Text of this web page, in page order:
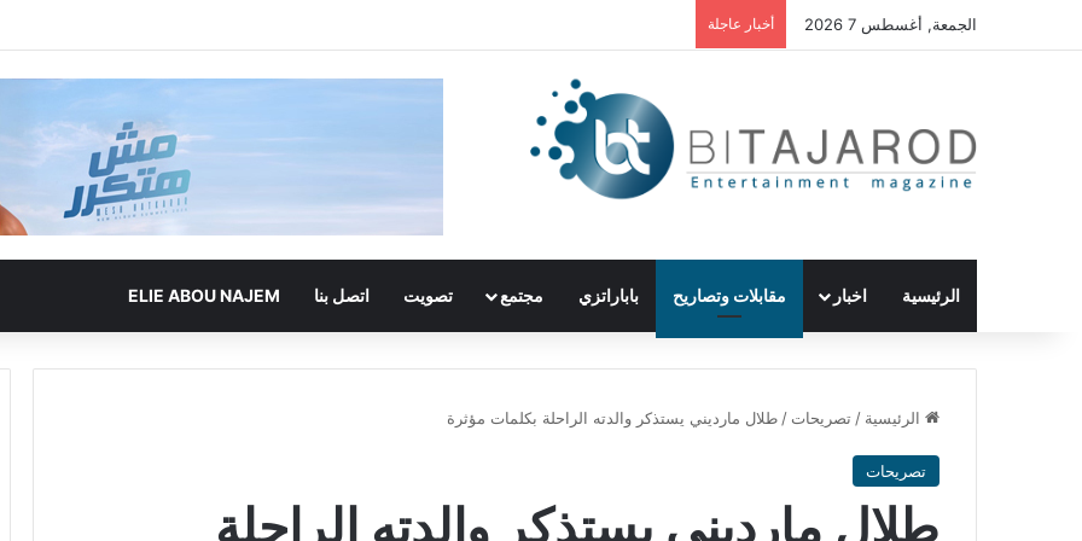
الجمعة, أغسطس 7 2026 أخبار عاجلة
الرئيسية اخبار مقابلات وتصاريح باباراتزي مجتمع تصويت اتصل بنا ELIE ABOU NAJEM
الرئيسية / تصريحات / طلال مارديني يستذكر والدته الراحلة بكلمات مؤثرة
تصريحات
طلال مارديني يستذكر والدته الراحلة